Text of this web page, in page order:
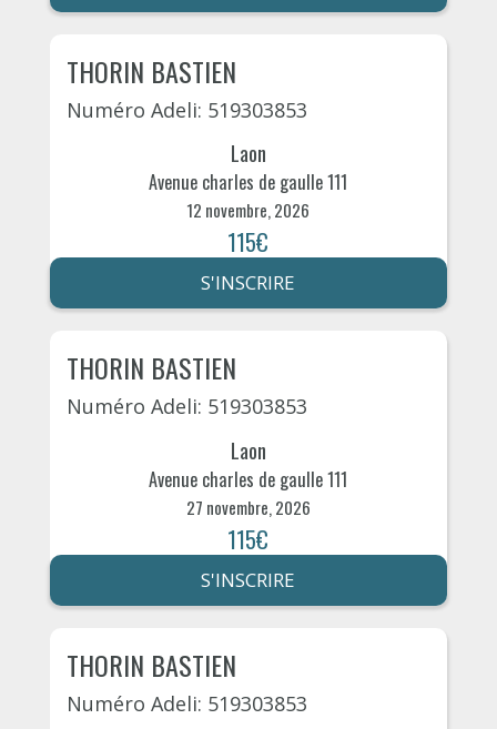
THORIN BASTIEN
Numéro Adeli: 519303853
Laon
Avenue charles de gaulle 111
12 novembre, 2026
115€
S'INSCRIRE
THORIN BASTIEN
Numéro Adeli: 519303853
Laon
Avenue charles de gaulle 111
27 novembre, 2026
115€
S'INSCRIRE
THORIN BASTIEN
Numéro Adeli: 519303853